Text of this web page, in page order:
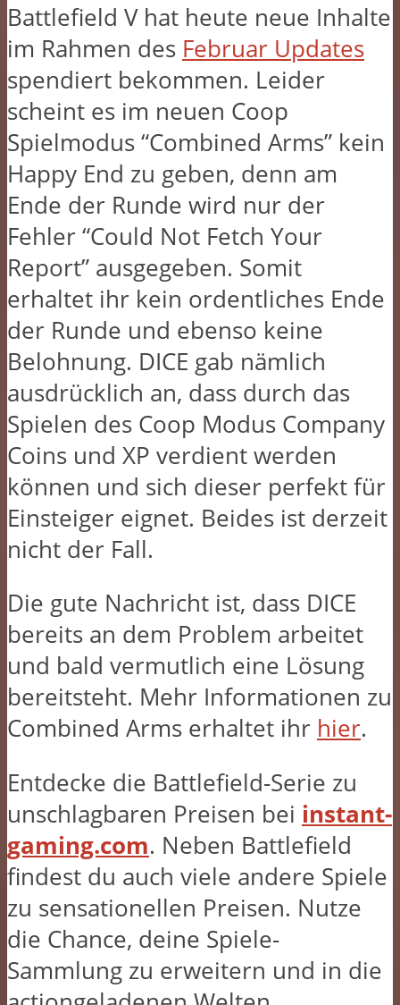
Battlefield V hat heute neue Inhalte
im Rahmen des Februar Updates
spendiert bekommen. Leider
scheint es im neuen Coop
Spielmodus “Combined Arms” kein
Happy End zu geben, denn am
Ende der Runde wird nur der
Fehler “Could Not Fetch Your
Report” ausgegeben. Somit
erhaltet ihr kein ordentliches Ende
der Runde und ebenso keine
Belohnung. DICE gab nämlich
ausdrücklich an, dass durch das
Spielen des Coop Modus Company
Coins und XP verdient werden
können und sich dieser perfekt für
Einsteiger eignet. Beides ist derzeit
nicht der Fall.
Die gute Nachricht ist, dass DICE
bereits an dem Problem arbeitet
und bald vermutlich eine Lösung
bereitsteht. Mehr Informationen zu
Combined Arms erhaltet ihr hier.
Entdecke die Battlefield-Serie zu
unschlagbaren Preisen bei instant-
gaming.com. Neben Battlefield
findest du auch viele andere Spiele
zu sensationellen Preisen. Nutze
die Chance, deine Spiele-
Sammlung zu erweitern und in die